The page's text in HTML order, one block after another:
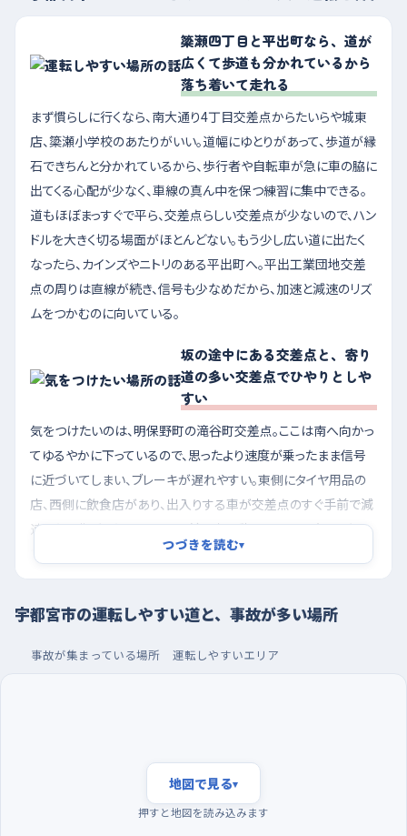
簗瀬四丁目と平出町なら、道が
広くて歩道も分かれているから
落ち着いて走れる
まず慣らしに行くなら、南大通り4丁目交差点からたいらや城東
店、簗瀬小学校のあたりがいい。道幅にゆとりがあって、歩道が縁
石できちんと分かれているから、歩行者や自転車が急に車の脇に
出てくる心配が少なく、車線の真ん中を保つ練習に集中できる。
道もほぼまっすぐで平ら、交差点らしい交差点が少ないので、ハン
ドルを大きく切る場面がほとんどない。もう少し広い道に出たく
なったら、カインズやニトリのある平出町へ。平出工業団地交差
点の周りは直線が続き、信号も少なめだから、加速と減速のリズ
ムをつかむのに向いている。
坂の途中にある交差点と、寄り
道の多い交差点でひやりとしや
すい
気をつけたいのは、明保野町の滝谷町交差点。ここは南へ向かっ
てゆるやかに下っているので、思ったより速度が乗ったまま信号
に近づいてしまい、ブレーキが遅れやすい。東側にタイヤ用品の
店、西側に飲食店があり、出入りする車が交差点のすぐ手前で減
速したり曲がったりするから、前の車の動きを早めに読むつもり
で走りたい。野高谷町の野高谷ランプ交差点も似ていて、北へ下
る形のうえ、北西の珈琲店や北東のハンバーガー店に入る車、出
る車が絡む。信号が青でも、前の車がウインカーを出した瞬間に
流れが止まると考えて、車間をいつもより多めにとっておくと安心
だ。
だ。おすすめは朝の早い時間帯で、日中のなかでは車も人も少な
く、信号のつながりもゆったりしている。曜日でいえば週末の日曜
が一番のんびりしていて、平日の後半は混みやすい。駐車の練習
つづきを読む▾
宇都宮市の運転しやすい道と、事故が多い場所
事故が集まっている場所 運転しやすいエリア
地図で見る▾
押すと地図を読み込みます